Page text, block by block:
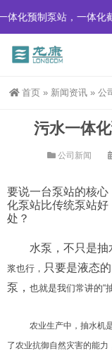
化预制泵站，一体化
首页 » 新闻资讯 » 公
污水一体
公司新闻
要说一台泵站的核
化泵站比传统泵站
处？
水泵，不只是抽
浆也行， 只要是液态
泵， 也就是我们常讲的“
农业生产中，抽水机
了农业抗御自然灾害的能